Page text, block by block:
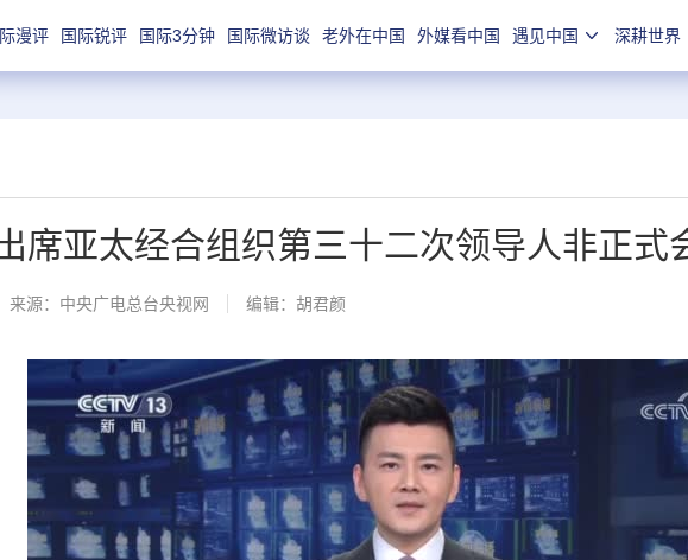
漫评 国际锐评 国际3分钟 国际微访谈 老外在中国 外媒看中国 遇见中国 深耕世界
席亚太经合组织第三十二次领导人非正式
来源： 中央广电总台央视网 编辑：胡君颜